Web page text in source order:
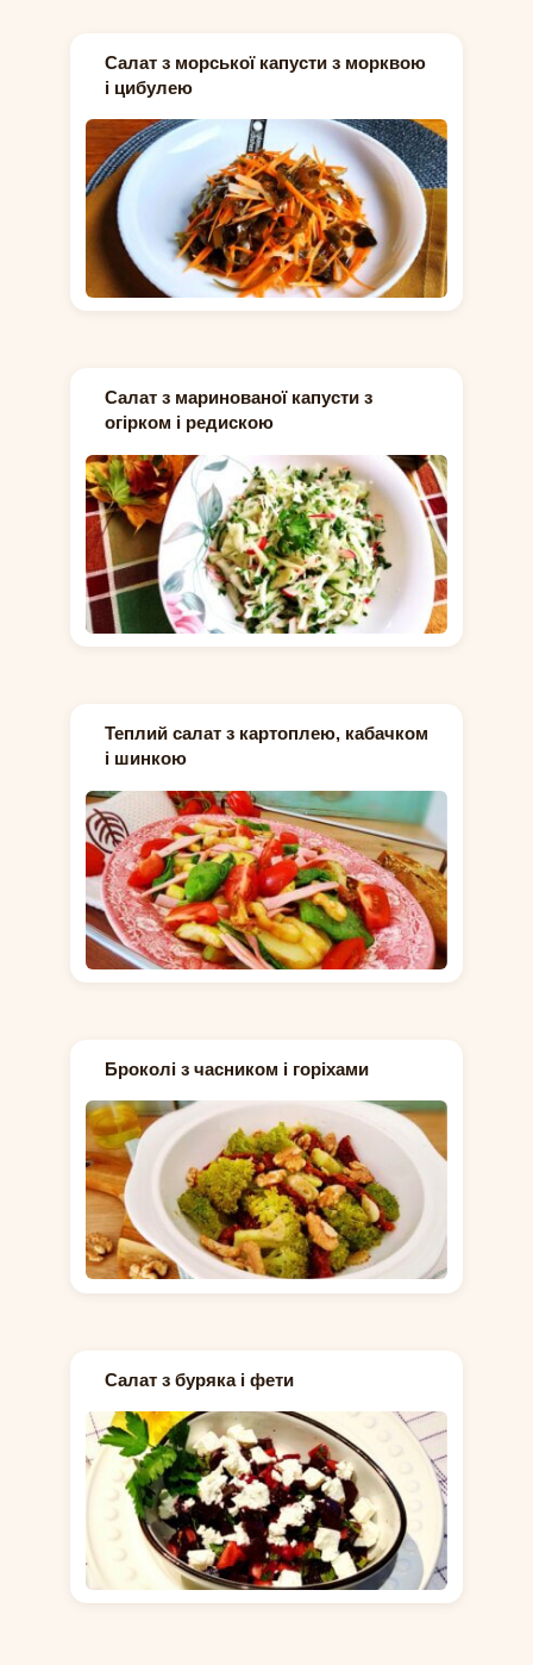
Салат з морської капусти з морквою
і цибулею
Салат з маринованої капусти з
огірком і редискою
Теплий салат з картоплею, кабачком
і шинкою
Броколі з часником і горіхами
Салат з буряка і фети